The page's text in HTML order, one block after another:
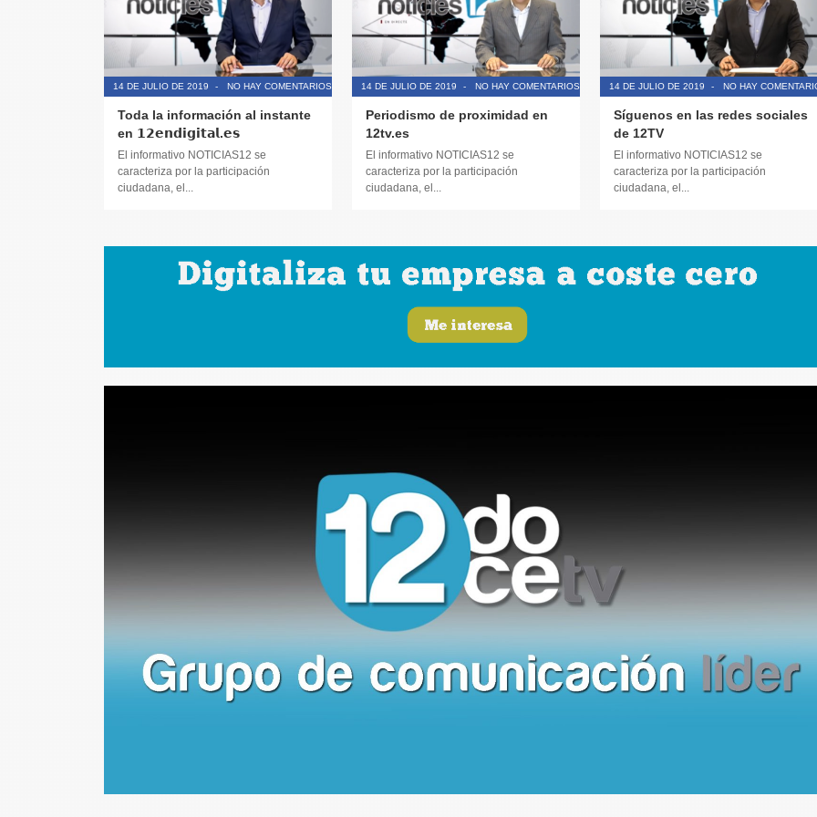
14 DE JULIO DE 2019 - NO HAY COMENTARIOS
Toda la información al instante
en 𝟭𝟮𝗲𝗻𝗱𝗶𝗴𝗶𝘁𝗮𝗹.𝗲𝘀
El informativo NOTICIAS12 se
caracteriza por la participación
ciudadana, el...
14 DE JULIO DE 2019 - NO HAY COMENTARIOS
Periodismo de proximidad en
12tv.es
El informativo NOTICIAS12 se
caracteriza por la participación
ciudadana, el...
14 DE JULIO DE 2019 - NO HAY
Síguenos en las redes sociales
de 12TV
El informativo NOTICIAS12 se
caracteriza por la participación
ciudadana, el...